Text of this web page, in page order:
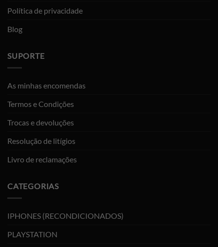
Política de privacidade
Blog
SUPORTE
As minhas encomendas
Termos e Condições
Trocas e devoluções
Resolução de litígios
Livro de reclamações
CATEGORIAS
IPHONES (RECONDICIONADOS)
PLAYSTATION